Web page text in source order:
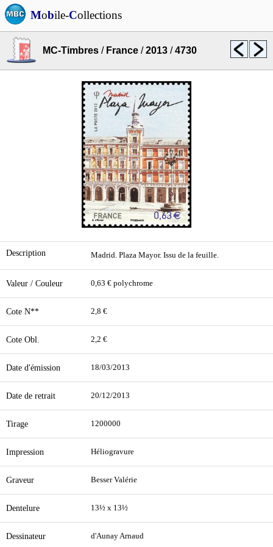
Mobile-Collections
MC-Timbres / France /2013 /4730
Description Madrid. Plaza Mayor. Issu de la feuille.
Valeur / Couleur 0,63 € polychrome
Cote N** 2,8 €
Cote Obl. 2,2 €
Date d'émission 18/03/2013
Date de retrait 20/12/2013
Tirage 1200000
Impression Héliogravure
Graveur Besser Valérie
Dentelure 13½ x 13½
Dessinateur d'Aunay Arnaud